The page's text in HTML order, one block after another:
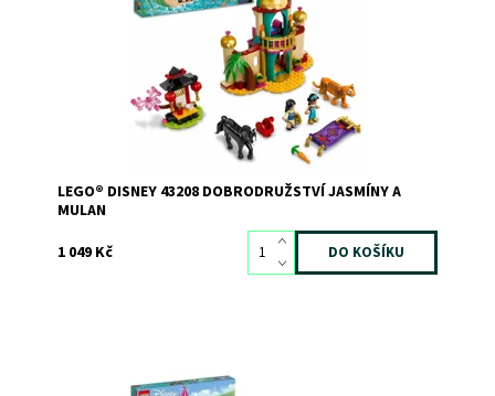
Dostupnost:
Skladem3
LEGO® DISNEY 43208 DOBRODRUŽSTVÍ JASMÍNY A
MULAN
1 049 Kč